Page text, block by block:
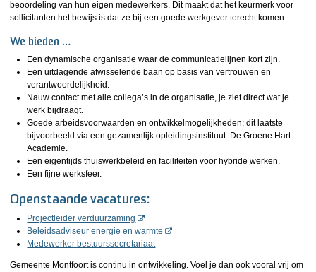
beoordeling van hun eigen medewerkers. Dit maakt dat het keurmerk voor
sollicitanten het bewijs is dat ze bij een goede werkgever terecht komen.
We bieden …
Een dynamische organisatie waar de communicatielijnen kort zijn.
Een uitdagende afwisselende baan op basis van vertrouwen en
verantwoordelijkheid.
Nauw contact met alle collega’s in de organisatie, je ziet direct wat je
werk bijdraagt.
Goede arbeidsvoorwaarden en ontwikkelmogelijkheden; dit laatste
bijvoorbeeld via een gezamenlijk opleidingsinstituut: De Groene Hart
Academie.
Een eigentijds thuiswerkbeleid en faciliteiten voor hybride werken.
Een fijne werksfeer.
Openstaande vacatures:
Projectleider verduurzaming
Beleidsadviseur energie en warmte
Medewerker bestuurssecretariaat
Gemeente Montfoort is continu in ontwikkeling. Voel je dan ook vooral vrij om